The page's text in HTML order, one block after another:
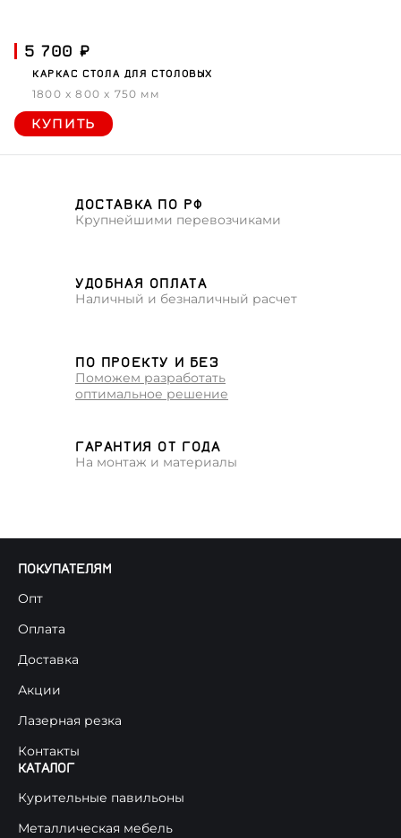
5 700 ₽
КАРКАС СТОЛА ДЛЯ СТОЛОВЫХ
1800 x 800 x 750 мм
КУПИТЬ
ДОСТАВКА ПО РФ
Крупнейшими перевозчиками
УДОБНАЯ ОПЛАТА
Наличный и безналичный расчет
ПО ПРОЕКТУ И БЕЗ
Поможем разработать
оптимальное решение
ГАРАНТИЯ ОТ ГОДА
На монтаж и материалы
ПОКУПАТЕЛЯМ
Опт
Оплата
Доставка
Акции
Лазерная резка
Контакты
КАТАЛОГ
Курительные павильоны
Металлическая мебель